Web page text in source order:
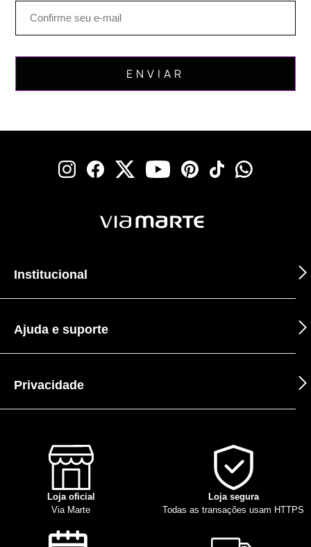
Institucional
Ajuda e suporte
Privacidade
Loja oficial
Via Marte
Loja segura
Todas as transações usam HTTPS